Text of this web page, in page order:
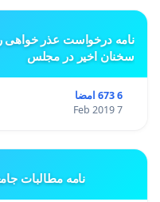
نامه درخواست عذر
سخنان اخیر در مجلس
6 673 امضا
7 Feb 2019
نامه مطالبات